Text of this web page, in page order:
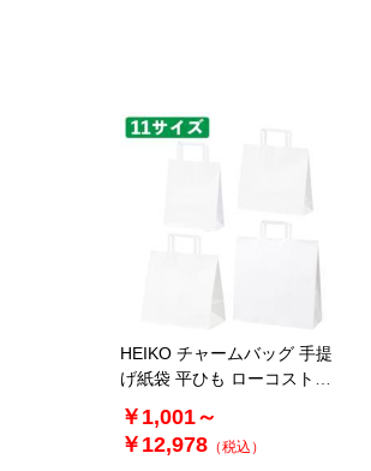
HEIKO チャームバッグ 手提
げ紙袋 平ひも ローコストタ
イプ 白無地
￥1,001～
￥12,978 （税込）